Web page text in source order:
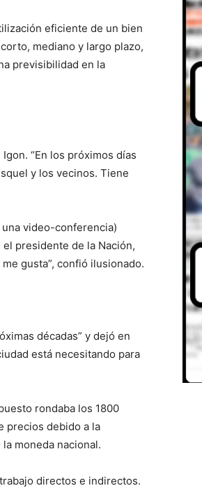
eficiente de un bien
mediano y largo plazo,
previsibilidad en la
“En los próximos días
y los vecinos. Tiene
video-conferencia)
presidente de la Nación,
gusta”, confió ilusionado.
décadas” y dejó en
está necesitando para
rondaba los 1800
precios debido a la
moneda nacional.
directos e indirectos.